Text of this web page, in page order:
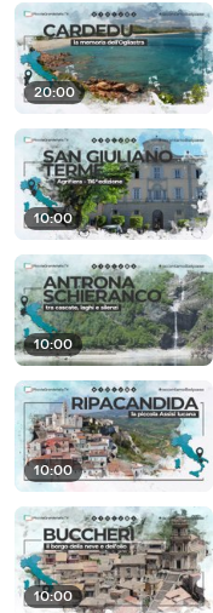
20:00
10:00
10:00
10:00
10:00